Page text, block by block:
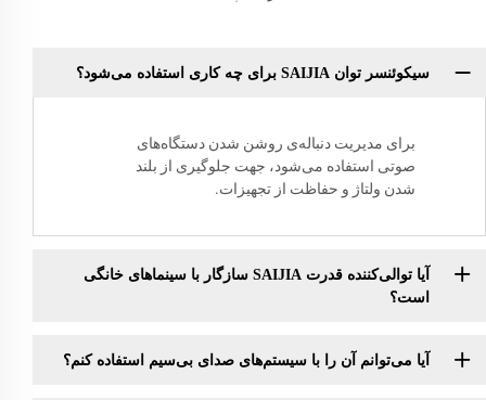
سیکوئنسر توان SAIJIA برای چه کاری استفاده می‌شود؟
برای مدیریت دنباله‌ی روشن شدن دستگاه‌های
صوتی استفاده می‌شود، جهت جلوگیری از بلند
شدن ولتاژ و حفاظت از تجهیزات.
آیا توالی‌کننده قدرت SAIJIA سازگار با سینماهای خانگی
است؟
آیا می‌توانم آن را با سیستم‌های صدای بی‌سیم استفاده کنم؟